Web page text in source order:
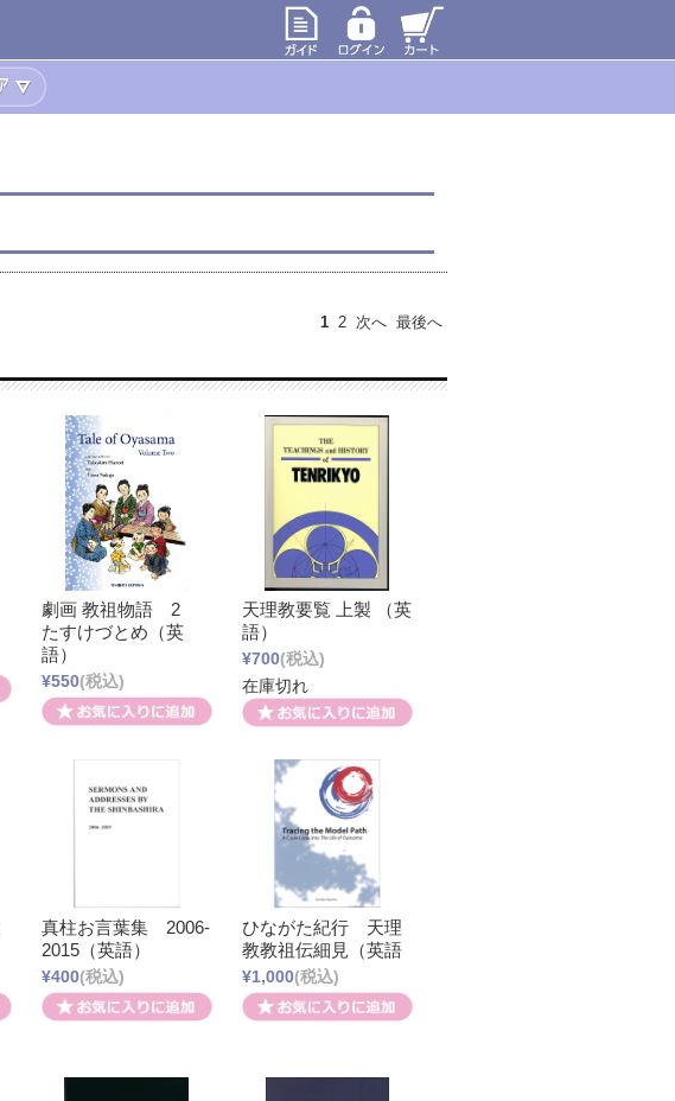
1 2 次へ 最後へ
劇画 教祖物語 2
たすけづとめ（英
語）
¥550(税込)
天理教要覧 上製 （英
語）
¥700(税込)
在庫切れ
真柱お言葉集 2006-
2015（英語）
¥400(税込)
ひながた紀行 天理
教教祖伝細見（英語
¥1,000(税込)